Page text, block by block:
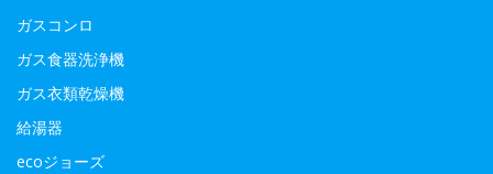
ガスコンロ
ガス食器洗浄機
ガス衣類乾燥機
給湯器
ecoジョーズ